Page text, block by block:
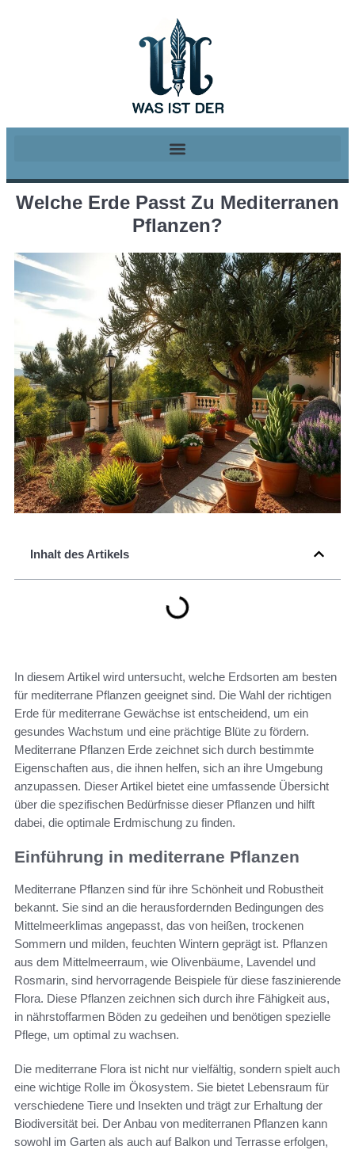
Welche Erde Passt Zu Mediterranen
Pflanzen?
Inhalt des Artikels
In diesem Artikel wird untersucht, welche Erdsorten am besten
für mediterrane Pflanzen geeignet sind. Die Wahl der richtigen
Erde für mediterrane Gewächse ist entscheidend, um ein
gesundes Wachstum und eine prächtige Blüte zu fördern.
Mediterrane Pflanzen Erde zeichnet sich durch bestimmte
Eigenschaften aus, die ihnen helfen, sich an ihre Umgebung
anzupassen. Dieser Artikel bietet eine umfassende Übersicht
über die spezifischen Bedürfnisse dieser Pflanzen und hilft
dabei, die optimale Erdmischung zu finden.
Einführung in mediterrane Pflanzen
Mediterrane Pflanzen sind für ihre Schönheit und Robustheit
bekannt. Sie sind an die herausfordernden Bedingungen des
Mittelmeerklimas angepasst, das von heißen, trockenen
Sommern und milden, feuchten Wintern geprägt ist. Pflanzen
aus dem Mittelmeerraum, wie Olivenbäume, Lavendel und
Rosmarin, sind hervorragende Beispiele für diese faszinierende
Flora. Diese Pflanzen zeichnen sich durch ihre Fähigkeit aus,
in nährstoffarmen Böden zu gedeihen und benötigen spezielle
Pflege, um optimal zu wachsen.
Die mediterrane Flora ist nicht nur vielfältig, sondern spielt auch
eine wichtige Rolle im Ökosystem. Sie bietet Lebensraum für
verschiedene Tiere und Insekten und trägt zur Erhaltung der
Biodiversität bei. Der Anbau von mediterranen Pflanzen kann
sowohl im Garten als auch auf Balkon und Terrasse erfolgen,